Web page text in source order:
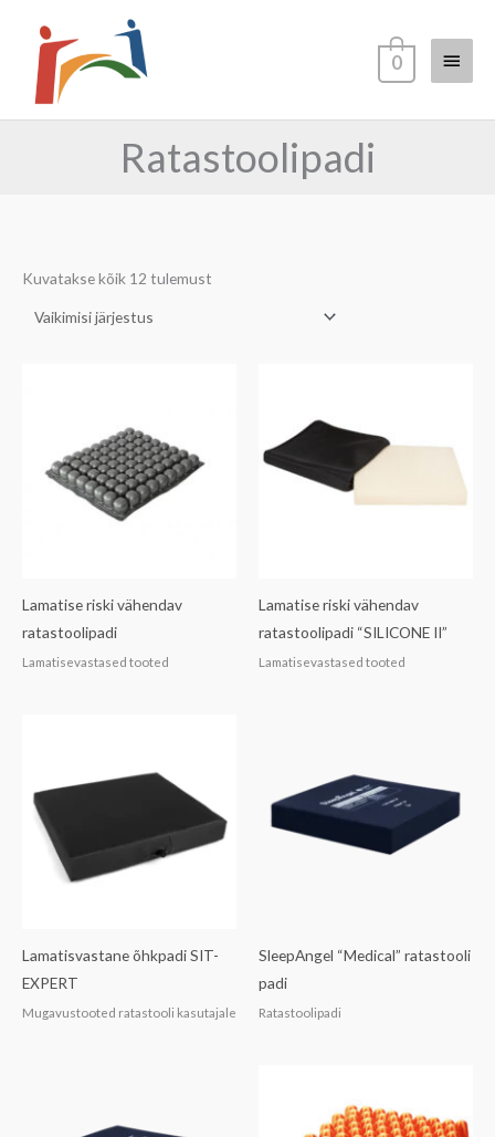
content
Main
Menu
0
Ratastoolipadi
Kuvatakse kõik 12 tulemust
Lamatise riski vähendav
ratastoolipadi
Lamatisevastased tooted
Lamatise riski vähendav
ratastoolipadi “SILICONE II”
Lamatisevastased tooted
Lamatisvastane õhkpadi SIT-
EXPERT
Mugavustooted ratastooli kasutajale
SleepAngel “Medical” ratastooli
padi
Ratastoolipadi